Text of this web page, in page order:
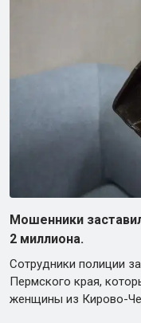
Мошенники
2 миллиона.
Сотрудники полиции
Пермского края,
женщины из Кирово-